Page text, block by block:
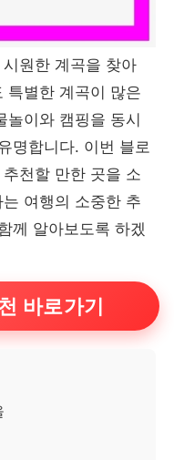
원한 계곡을 찾아
특별한 계곡이 많은
놀이와 캠핑을 동시
명합니다. 이번 블로
천할 만한 곳을 소
여행의 소중한 추
께 알아보도록 하겠
바로가기